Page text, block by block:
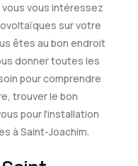
vous intéressez
sur votre
êtes au bon endroit
donner toutes les
pour comprendre
trouver le bon
pour l'installation
à Saint-Joachim.